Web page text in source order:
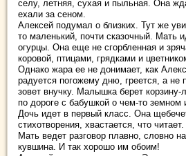
селу, летняя, сухая и пыльная. Она
ехали за сеном.
Алексей подумал о близких. Тут же
то маленький, почти сказочный. Мать
огурцы. Она еще не сгорбленная и
коровой, птицами, грядками и
Однако жара ее не донимает, как
радуется погожему дню, греется, а не
зовет внучку. Малышка берет корзину-
по дороге с бабушкой о чем-то земном
Дочь идет в первый класс. Она
стихотворения, хвастается, что
Мать ведет разговор плавно, словно
кувшина. И так хорошо им обоим!